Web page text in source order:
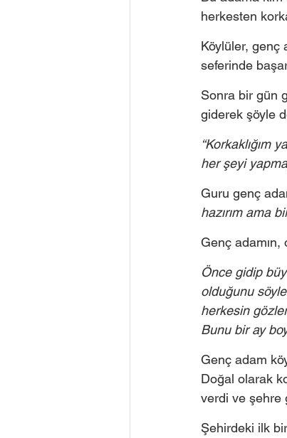
herkesten
Köylüler, genç
seferinde
Sonra bir gün
giderek şöyle
“Korkaklığım
her şeyi
Guru genç
hazırım ama
Genç
Önce gidip
olduğunu
herkesin
Bunu bir ay
Genç adam
Doğal olarak
verdi ve şehre
Şehirdeki ilk